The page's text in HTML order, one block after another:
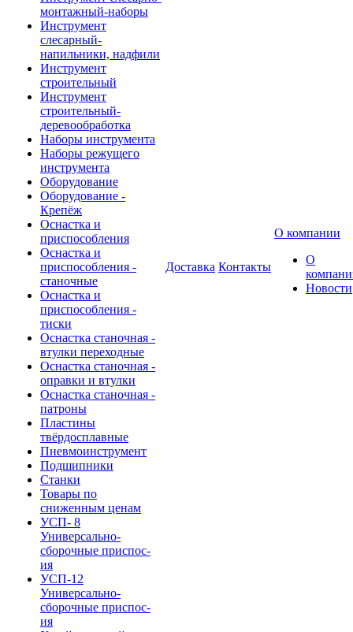
монтажный-наборы
Инструмент
слесарный-
напильники, надфили
Инструмент
строительный
Инструмент
строительный-
деревообработка
Наборы инструмента
Наборы режущего
инструмента
Оборудование
Оборудование -
Крепёж
Оснастка и
приспособления
Оснастка и
приспособления -
станочные
Оснастка и
приспособления -
тиски
Оснастка станочная -
втулки переходные
Оснастка станочная -
оправки и втулки
Оснастка станочная -
патроны
Пластины
твёрдосплавные
Пневмоинструмент
Подшипники
Станки
Товары по
сниженным ценам
УСП- 8
Универсально-
сборочные приспос-
ия
УСП-12
Универсально-
сборочные приспос-
ия
Доставка Контакты
О компании
О
Новости